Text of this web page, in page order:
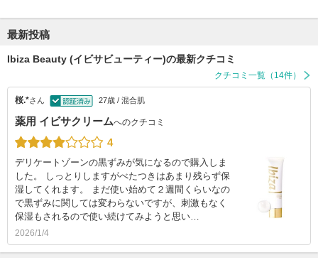
最新投稿
Ibiza Beauty (イビサビューティー)の最新クチコミ
クチコミ一覧（14件）
桜.*さん 27歳 / 混合肌
薬用 イビサクリームへのクチコミ
4
デリケートゾーンの黒ずみが気になるので購入しま
した。 しっとりしますがべたつきはあまり残らず保
湿してくれます。 まだ使い始めて２週間くらいなの
で黒ずみに関しては変わらないですが、刺激もなく
保湿もされるので使い続けてみようと思い…
2026/1/4